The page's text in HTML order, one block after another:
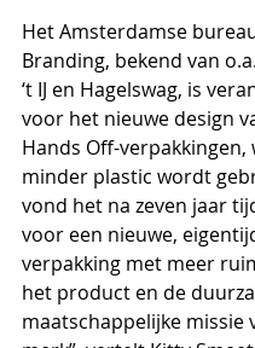
Het Amsterdamse
Branding, bekend van
‘t IJ en Hagelswag, is
voor het nieuwe design
Hands Off-verpakkingen,
minder plastic wordt
vond het na zeven jaar
voor een nieuwe,
verpakking met meer
het product en de
maatschappelijke missie